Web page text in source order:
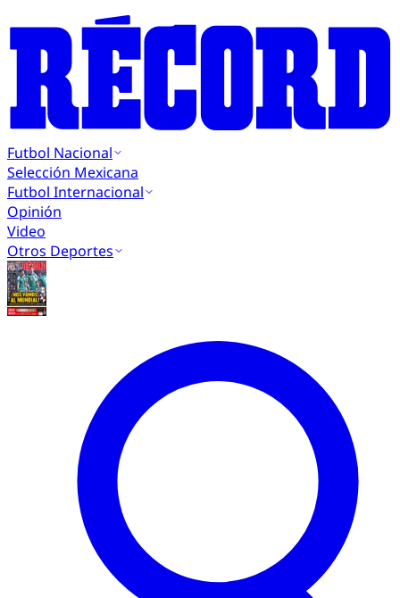
Futbol Nacional
Selección Mexicana
Futbol Internacional
Opinión
Video
Otros Deportes